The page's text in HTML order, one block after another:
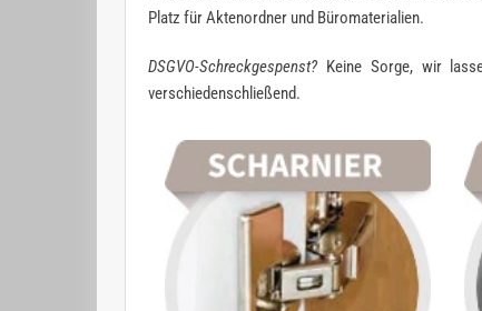
Platz für Aktenordner und Büromaterialien.
DSGVO-Schreckgespenst?Keine Sorge, wir
verschiedenschließend.